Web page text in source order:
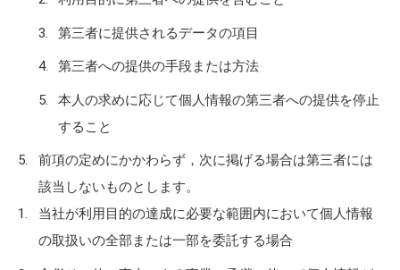
第三者に提供されるデータの項目
第三者への提供の手段または方法
本人の求めに応じて個人情報の第三者への提供を停止
すること
前項の定めにかかわらず，次に掲げる場合は第三者には
該当しないものとします。
当社が利用目的の達成に必要な範囲内において個人情報
の取扱いの全部または一部を委託する場合